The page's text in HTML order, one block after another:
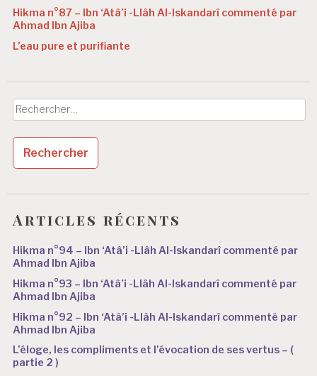
Hikma n°87 – Ibn ‘Atâ’i -Llâh Al-Iskandarî commenté par
Ahmad Ibn Ajiba
L’eau pure et purifiante
Rechercher :
Articles récents
Hikma n°94 – Ibn ‘Atâ’i -Llâh Al-Iskandarî commenté par
Ahmad Ibn Ajiba
Hikma n°93 – Ibn ‘Atâ’i -Llâh Al-Iskandarî commenté par
Ahmad Ibn Ajiba
Hikma n°92 – Ibn ‘Atâ’i -Llâh Al-Iskandarî commenté par
Ahmad Ibn Ajiba
L’éloge, les compliments et l’évocation de ses vertus – (
partie 2 )